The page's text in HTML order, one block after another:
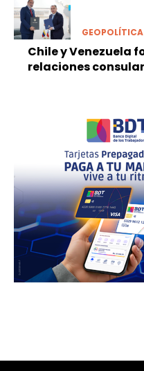
GEOPOLÍTICA
Chile y Venezuela
relaciones